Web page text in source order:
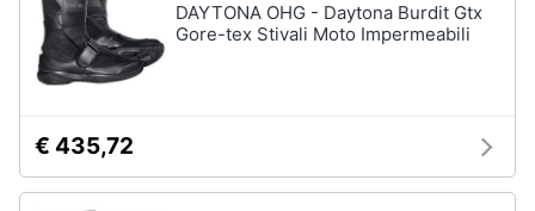
Orologi
Apple
Smartwatch
Orologi
uomo
DAYTONA OHG - Daytona Burdit Gtx
Gore-tex Stivali Moto Impermeabili
€ 435,72